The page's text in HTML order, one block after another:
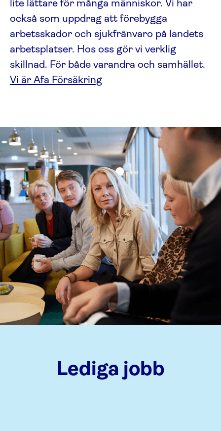
lite lättare för många människor. Vi har
också som uppdrag att förebygga
arbetsskador och sjukfrånvaro på landets
arbetsplatser. Hos oss gör vi verklig
skillnad. För både varandra och samhället.
Vi är Afa Försäkring
Lediga jobb